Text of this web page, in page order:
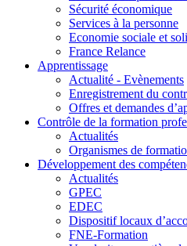
Sécurité économique
Services à la personne
Economie sociale et
France Relance
Apprentissage
Actualité - Evènements
Enregistrement du
Offres et demandes
Contrôle de la formation
Actualités
Organismes de
Développement des
Actualités
GPEC
EDEC
Dispositif locaux
FNE-Formation